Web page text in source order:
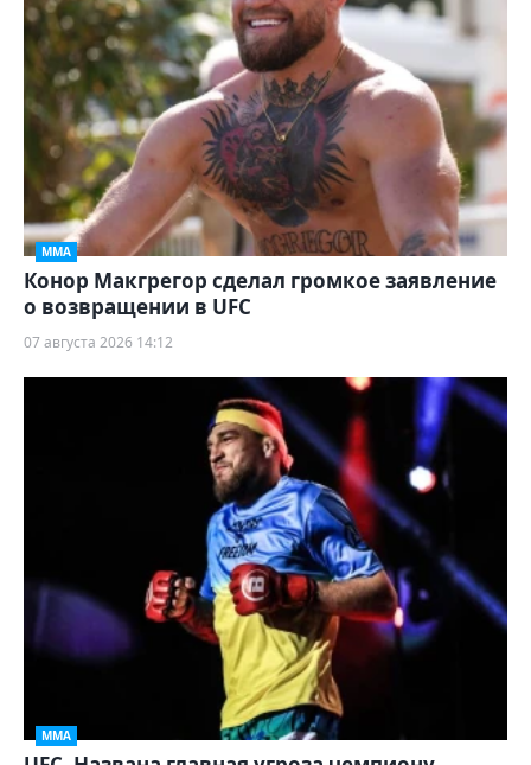
ММА
Конор Макгрегор сделал громкое заявление
о возвращении в UFC
07 августа 2026 14:12
ММА